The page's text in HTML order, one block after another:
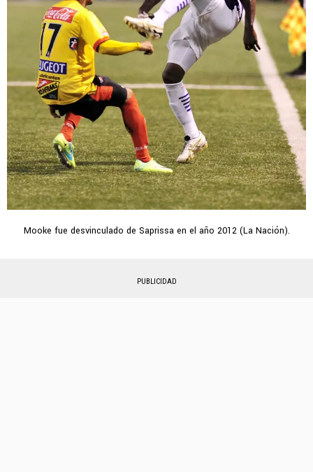
Mooke fue desvinculado de Saprissa en el año 2012 (La Nación).
PUBLICIDAD